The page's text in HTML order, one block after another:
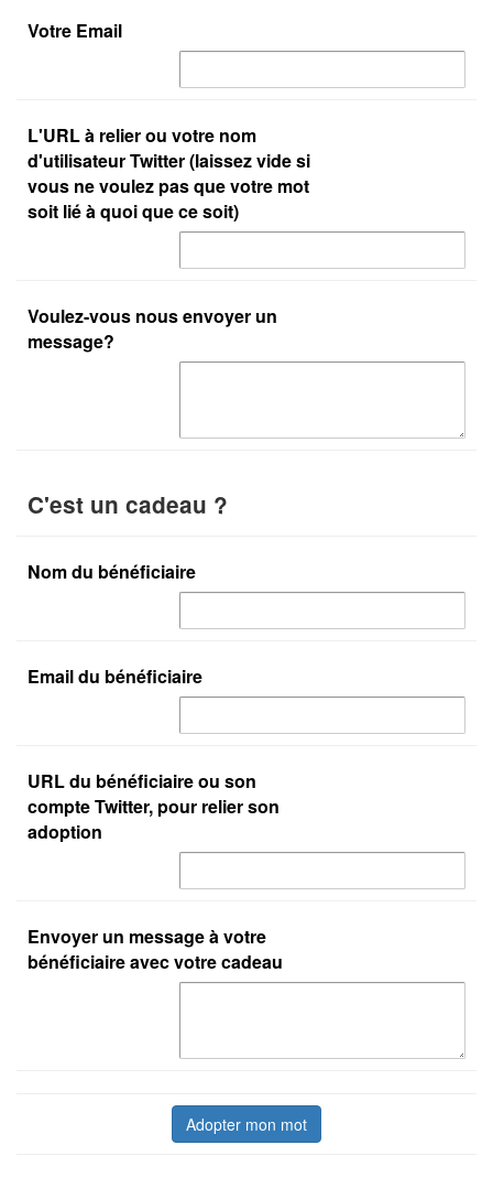
Votre Email
L'URL à relier ou votre nom
d'utilisateur Twitter (laissez vide si
vous ne voulez pas que votre mot
soit lié à quoi que ce soit)
Voulez-vous nous envoyer un
message?
C'est un cadeau ?
Nom du bénéficiaire
Email du bénéficiaire
URL du bénéficiaire ou son
compte Twitter, pour relier son
adoption
Envoyer un message à votre
bénéficiaire avec votre cadeau
Adopter mon mot